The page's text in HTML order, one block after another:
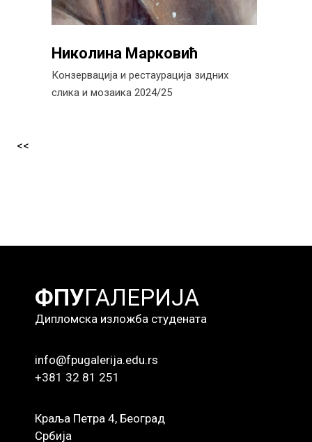
Николина Марковић
Конзервација и рестаурација зидних
слика и мозаика 2024/25
<<
ФПУГАЛЕРИЈА
Дипломска изложба студената
info@fpugalerija.edu.rs
+381 32 81 251
Краља Петра 4, Београд
Србија